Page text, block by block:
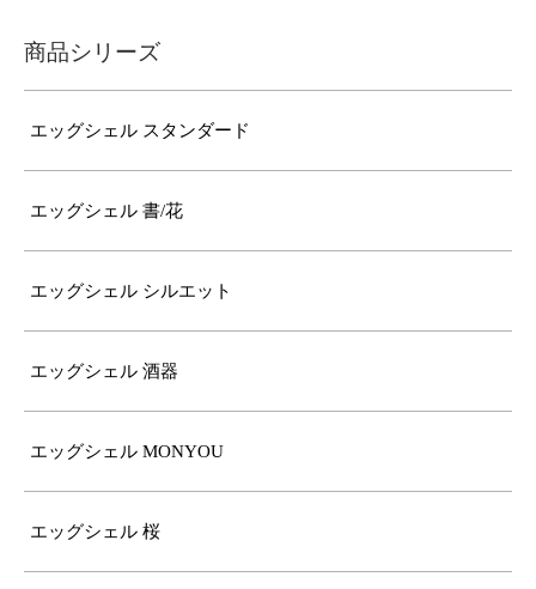
商品シリーズ
エッグシェル スタンダード
エッグシェル 書/花
エッグシェル シルエット
エッグシェル 酒器
エッグシェル MONYOU
エッグシェル 桜